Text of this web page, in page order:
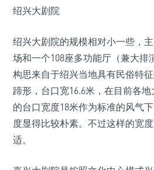
绍兴大剧院
绍兴大剧院的规模相对小一些，
场和一个108座多功能厅（兼大排
构思来自于绍兴当地具有民俗特
蹄形，台口宽16.6米，在目前各
的台口宽度18米作为标准的风气
度显得比较朴素。不过这样的宽
适。